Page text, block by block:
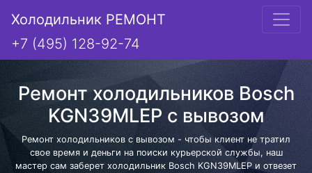
Холодильник РЕМОНТ
+7 (495) 128-92-74
Ремонт холодильников Bosch
KGN39MLEP с вывозом
Ремонт холодильников с вывозом - чтобы клиент не тратил
свое время и деньги на поиски курьерской службы, наш
мастер сам заберет холодильник Bosch KGN39MLEP и отвезет